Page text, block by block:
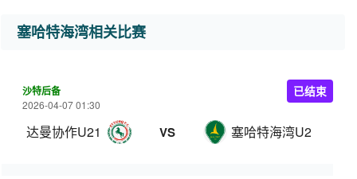
塞哈特海湾相关比赛
沙特后备
2026-04-07 01:30
达曼协作U21 VS 塞哈特海湾U21
已结束